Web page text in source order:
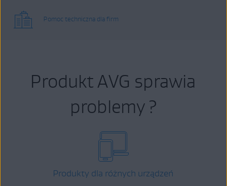
Pomoc techniczna dla firm
Produkt AVG sprawia
problemy ?
Produkty dla różnych urządzeń